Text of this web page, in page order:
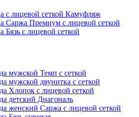
с лицевой сеткой Камуфляж
Саржа Премиум с лицевой сеткой
Бязь с лицевой сеткой
мужской Темп с сеткой
мужской двунитка с сеткой
Хлопок с лицевой сеткой
детский Диагональ
женский Саржа с лицевой сеткой